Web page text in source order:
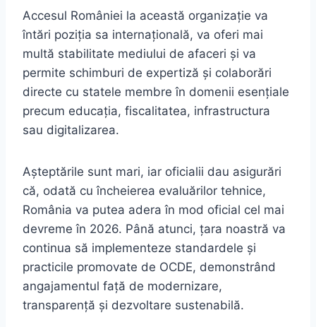
Accesul României la această organizație va
întări poziția sa internațională, va oferi mai
multă stabilitate mediului de afaceri și va
permite schimburi de expertiză și colaborări
directe cu statele membre în domenii esențiale
precum educația, fiscalitatea, infrastructura
sau digitalizarea.
Așteptările sunt mari, iar oficialii dau asigurări
că, odată cu încheierea evaluărilor tehnice,
România va putea adera în mod oficial cel mai
devreme în 2026. Până atunci, țara noastră va
continua să implementeze standardele și
practicile promovate de OCDE, demonstrând
angajamentul față de modernizare,
transparență și dezvoltare sustenabilă.